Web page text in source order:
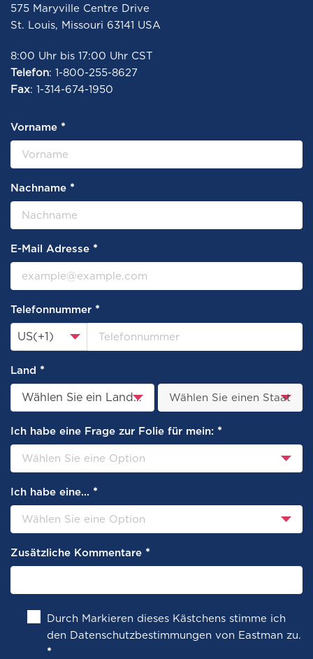
575 Maryville Centre Drive
St. Louis, Missouri 63141 USA
8:00 Uhr bis 17:00 Uhr CST
Telefon: 1-800-255-8627
Fax: 1-314-674-1950
Vorname *
Nachname *
E-Mail Adresse *
Telefonnummer *
US(+1)
Land *
Wählen Sie ein Land aus
Ich habe eine Frage zur Folie für mein: *
Ich habe eine... *
Zusätzliche Kommentare *
Durch Markieren dieses Kästchens stimme ich
den Datenschutzbestimmungen von Eastman zu.
*